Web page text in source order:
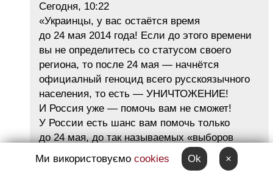
Сегодня, 10:22
«Украинцы, у вас остаётся время
до 24 мая 2014 года! Если до этого времени
вы не определитесь со статусом своего
региона, то после 24 мая — начнётся
официалный геноцид всего русскоязычного
населения, то есть — УНИЧТОЖЕНИЕ!
И Россия уже — помочь вам не сможет!
У России есть шанс вам помочь только
до 24 мая, до так называемых «выборов
президента».
Ми використовуємо cookies Ok ×